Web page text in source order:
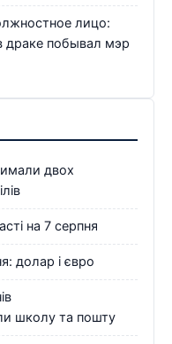
лицо:
побывал мэр
двох
на 7 серпня
долар і євро
школу та пошту